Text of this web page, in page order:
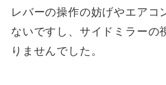
レバーの操作の妨げやエアコ
ないですし、サイドミラーの
りませんでした。